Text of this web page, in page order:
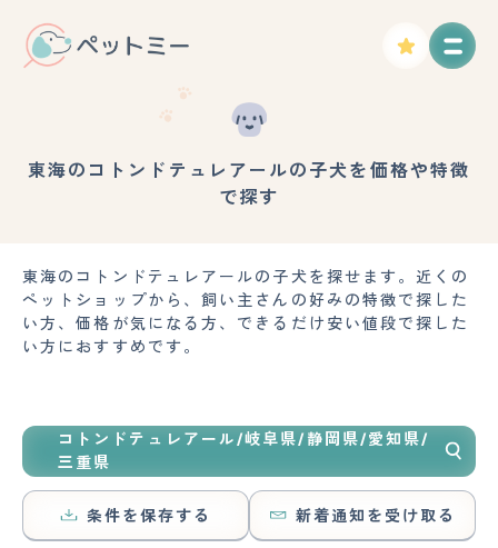
東海のコトンドテュレアールの子犬を価格や特徴
で探す
東海のコトンドテュレアールの子犬を探せます。近くの
ペットショップから、飼い主さんの好みの特徴で探した
い方、価格が気になる方、できるだけ安い値段で探した
い方におすすめです。
コトンドテュレアール/岐阜県/静岡県/愛知県/
三重県
条件を保存する 新着通知を受け取る